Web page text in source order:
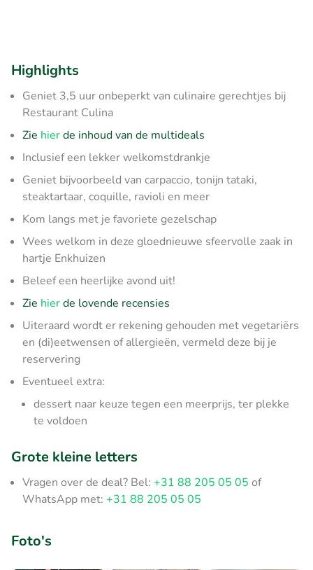
Highlights
Geniet 3,5 uur onbeperkt van culinaire gerechtjes bij
Restaurant Culina
Zie hierde inhoud van de multideals
Inclusief een lekker welkomstdrankje
Geniet bijvoorbeeld van carpaccio, tonijn tataki,
steaktartaar, coquille, ravioli en meer
Kom langs met je favoriete gezelschap
Wees welkom in deze gloednieuwe sfeervolle zaak in
hartje Enkhuizen
Beleef een heerlijke avond uit!
Zie hierde lovende recensies
Uiteraard wordt er rekening gehouden met vegetariërs
en (di)eetwensen of allergieën, vermeld deze bij je
reservering
Eventueel extra:
dessert naar keuze tegen een meerprijs, ter plekke
te voldoen
Grote kleine letters
Vragen over de deal? Bel: +31 88 205 05 05 of
WhatsApp met: +31 88 205 05 05
Foto's